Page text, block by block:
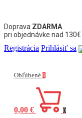
Doprava ZDARMA
pri objednávke nad 130€
Registrácia Prihlásiť sa
Obľúbené 0
0,00 € 0